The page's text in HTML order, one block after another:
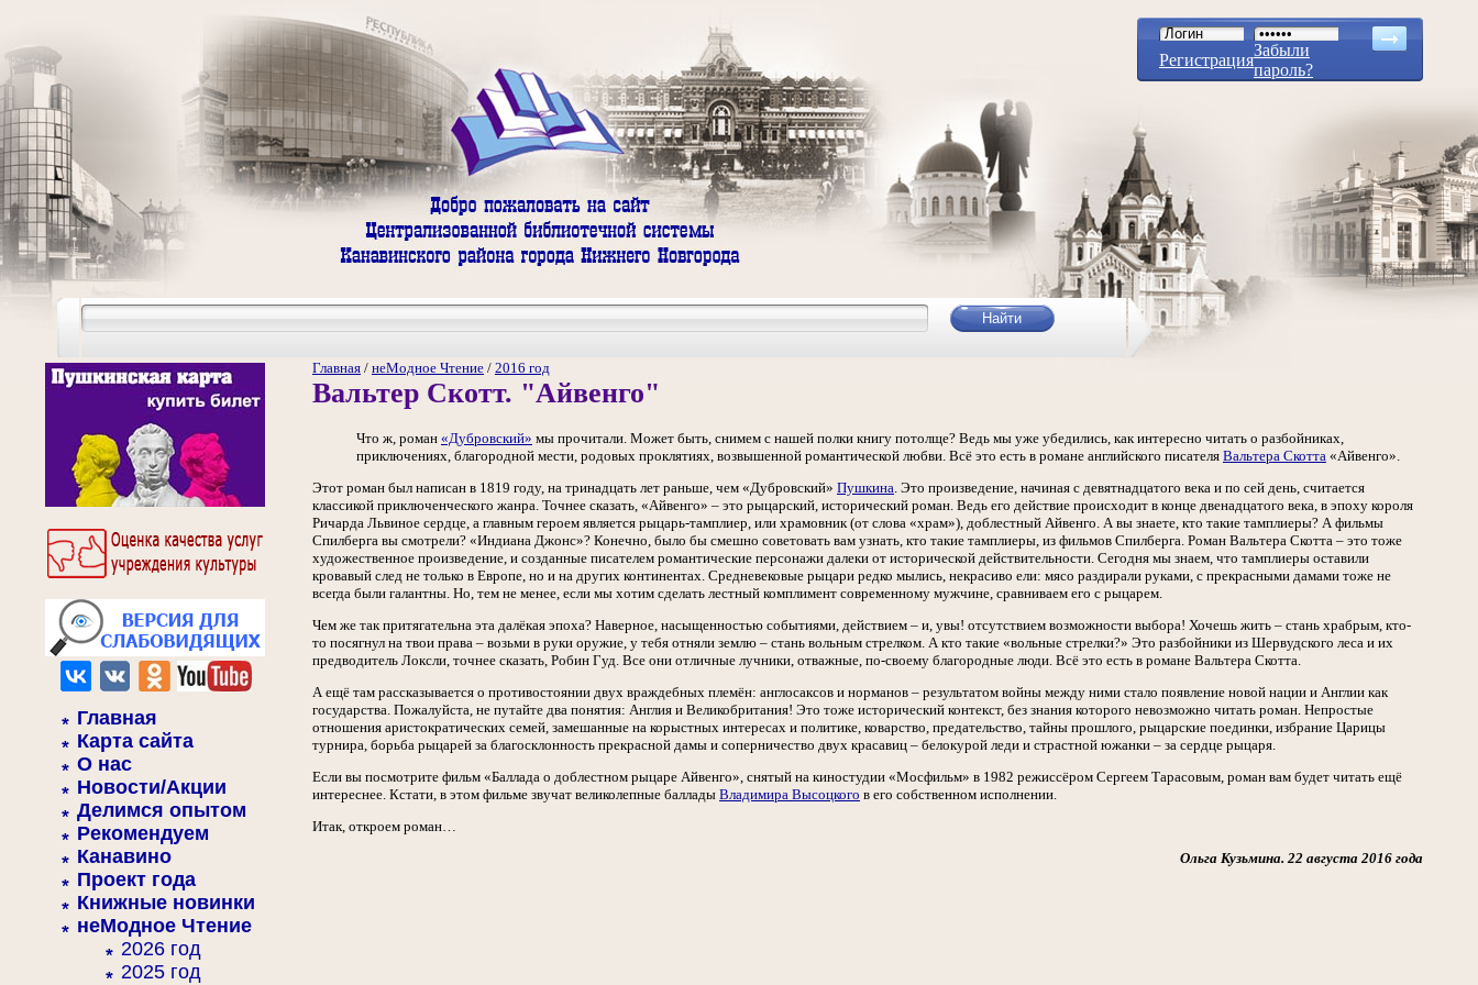
Регистрация
Забыли
пароль?
Главная
Карта сайта
О нас
Новости/Акции
Делимся опытом
Рекомендуем
Канавино
Проект года
Книжные новинки
неМодное Чтение
2026 год
2025 год
Главная / неМодное Чтение / 2016 год
Вальтер Скотт. "Айвенго"
Что ж, роман «Дубровский» мы прочитали. Может быть, снимем с нашей полки книгу потолще? Ведь мы уже убедились, как интересно читать о разбойниках,
приключениях, благородной мести, родовых проклятиях, возвышенной романтической любви. Всё это есть в романе английского писателя Вальтера Скотта «Айвенго».
Этот роман был написан в 1819 году, на тринадцать лет раньше, чем «Дубровский» Пушкина. Это произведение, начиная с девятнадцатого века и по сей день, считается
классикой приключенческого жанра. Точнее сказать, «Айвенго» – это рыцарский, исторический роман. Ведь его действие происходит в конце двенадцатого века, в эпоху короля
Ричарда Львиное сердце, а главным героем является рыцарь-тамплиер, или храмовник (от слова «храм»), доблестный Айвенго. А вы знаете, кто такие тамплиеры? А фильмы
Спилберга вы смотрели? «Индиана Джонс»? Конечно, было бы смешно советовать вам узнать, кто такие тамплиеры, из фильмов Спилберга. Роман Вальтера Скотта – это тоже
художественное произведение, и созданные писателем романтические персонажи далеки от исторической действительности. Сегодня мы знаем, что тамплиеры оставили
кровавый след не только в Европе, но и на других континентах. Средневековые рыцари редко мылись, некрасиво ели: мясо раздирали руками, с прекрасными дамами тоже не
всегда были галантны. Но, тем не менее, если мы хотим сделать лестный комплимент современному мужчине, сравниваем его с рыцарем.
Чем же так притягательна эта далёкая эпоха? Наверное, насыщенностью событиями, действием – и, увы! отсутствием возможности выбора! Хочешь жить – стань храбрым, кто-
то посягнул на твои права – возьми в руки оружие, у тебя отняли землю – стань вольным стрелком. А кто такие «вольные стрелки?» Это разбойники из Шервудского леса и их
предводитель Локсли, точнее сказать, Робин Гуд. Все они отличные лучники, отважные, по-своему благородные люди. Всё это есть в романе Вальтера Скотта.
А ещё там рассказывается о противостоянии двух враждебных племён: англосаксов и норманов – результатом войны между ними стало появление новой нации и Англии как
государства. Пожалуйста, не путайте два понятия: Англия и Великобритания! Это тоже исторический контекст, без знания которого невозможно читать роман. Непростые
отношения аристократических семей, замешанные на корыстных интересах и политике, коварство, предательство, тайны прошлого, рыцарские поединки, избрание Царицы
турнира, борьба рыцарей за благосклонность прекрасной дамы и соперничество двух красавиц – белокурой леди и страстной южанки – за сердце рыцаря.
Если вы посмотрите фильм «Баллада о доблестном рыцаре Айвенго», снятый на киностудии «Мосфильм» в 1982 режиссёром Сергеем Тарасовым, роман вам будет читать ещё
интереснее. Кстати, в этом фильме звучат великолепные баллады Владимира Высоцкого в его собственном исполнении.
Итак, откроем роман…
Ольга Кузьмина. 22 августа 2016 года